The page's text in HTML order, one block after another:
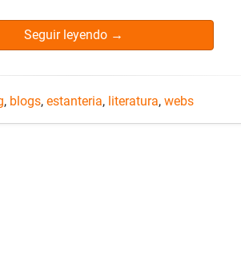
Seguir leyendo →
, blogs, estanteria, literatura, webs